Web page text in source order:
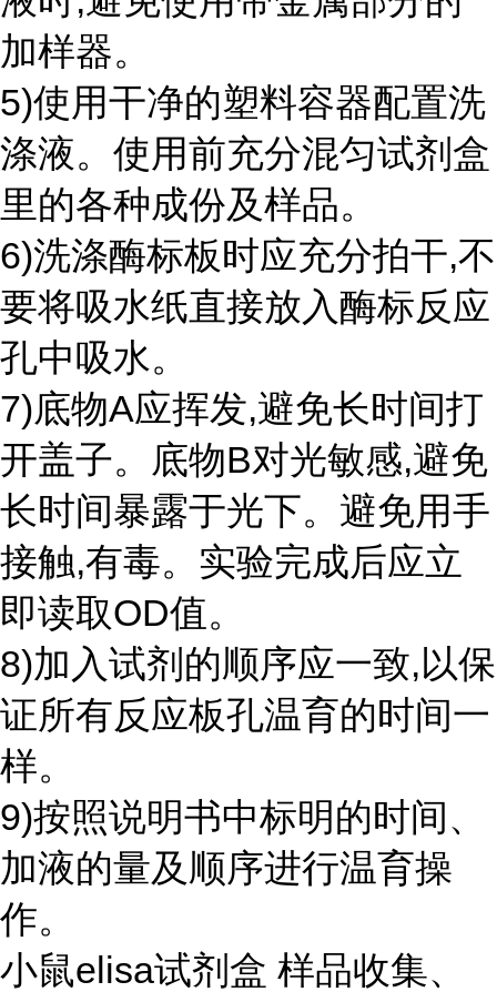
加样器。
5)使用干净的塑料容器配置洗
涤液。使用前充分混匀试剂盒
里的各种成份及样品。
6)洗涤酶标板时应充分拍干,不
要将吸水纸直接放入酶标反应
孔中吸水。
7)底物A应挥发,避免长时间打
开盖子。底物B对光敏感,避免
长时间暴露于光下。避免用手
接触,有毒。实验完成后应立
即读取OD值。
8)加入试剂的顺序应一致,以保
证所有反应板孔温育的时间一
样。
9)按照说明书中标明的时间、
加液的量及顺序进行温育操
作。
小鼠elisa试剂盒 样品收集、